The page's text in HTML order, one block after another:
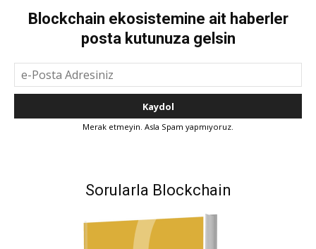
Blockchain ekosistemine ait haberler
posta kutunuza gelsin
Merak etmeyin. Asla Spam yapmıyoruz.
Sorularla Blockchain